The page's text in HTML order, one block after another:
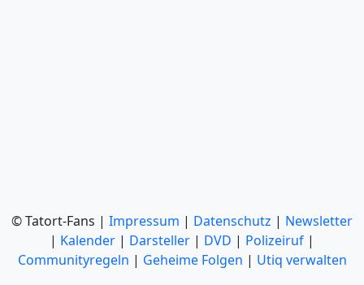
© Tatort-Fans | Impressum | Datenschutz | Newsletter
| Kalender | Darsteller | DVD | Polizeiruf |
Communityregeln | Geheime Folgen | Utiq verwalten